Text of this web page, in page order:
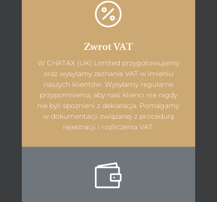

Zwrot VAT
W CHATAX (UK) Limited przygotowujemy
oraz wysylamy zeznanie VAT w imieniu
naszych klientów. Wysyłamy regularne
przypomnienia, aby nasi klienci nie nigdy
nie byli spoznieni z deklaracja. Pomagamy
w dokumentacji związanej z procedurą
rejestracji i rozliczenia VAT.
